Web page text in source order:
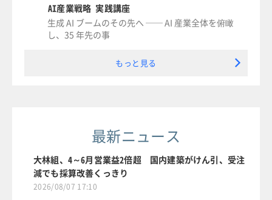
AI産業戦略 実践講座
生成 AI ブームのその先へ ── AI 産業全体を俯瞰
し、35 年先の事
もっと見る
最新ニュース
大林組、4～6月営業益2倍超 国内建築がけん引、受注
減でも採算改善くっきり
2026/08/07 17:10